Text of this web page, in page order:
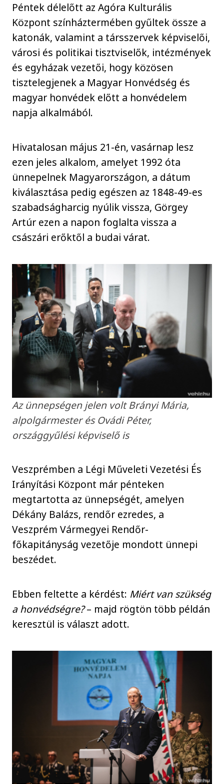
Péntek délelőtt az Agóra Kulturális
Központ színháztermében gyűltek össze a
katonák, valamint a társszervek képviselői,
városi és politikai tisztviselők, intézmények
és egyházak vezetői, hogy közösen
tisztelegjenek a Magyar Honvédség és
magyar honvédek előtt a honvédelem
napja alkalmából.
Hivatalosan május 21-én, vasárnap lesz
ezen jeles alkalom, amelyet 1992 óta
ünnepelnek Magyarországon, a dátum
kiválasztása pedig egészen az 1848-49-es
szabadságharcig nyúlik vissza, Görgey
Artúr ezen a napon foglalta vissza a
császári erőktől a budai várat.
Az ünnepségen jelen volt Brányi Mária,
alpolgármester és Ovádi Péter,
országgyűlési képviselő is
Veszprémben a Légi Műveleti Vezetési És
Irányítási Központ már pénteken
megtartotta az ünnepségét, amelyen
Dékány Balázs, rendőr ezredes, a
Veszprém Vármegyei Rendőr-
főkapitányság vezetője mondott ünnepi
beszédet.
Ebben feltette a kérdést: Miért van szükség
a honvédségre?– majd rögtön több példán
keresztül is választ adott.